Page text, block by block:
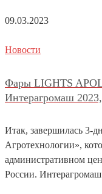
09.03.2023
Новости
Фары LIGHTS
Интерагромаш
Итак, завершилась 3-
Агротехнологии»,
административном
России.